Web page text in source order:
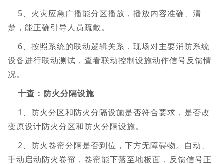
5、火灾应急广播能分区播放，播放内容准确、清
楚，能正确引导人员疏散。
6、按照系统的联动逻辑关系，现场对主要消防系统
设备进行联动测试，查看联动控制设施动作信号反馈情
况。
十查：防火分隔设施
1、防火分区和防火分隔设施是否符合要求，是否改
变原设计防火分区和防火分隔设施。
2、防火卷帘分隔是否到位，下方无障碍物。自动、
手动启动防火卷帘，卷帘能下落至地板面，反馈信号正